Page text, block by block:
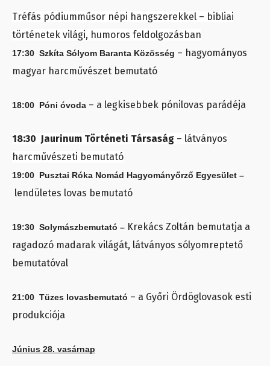
Tréfás pódiumműsor népi hangszerekkel – bibliai
történetek világi, humoros feldolgozásban
17:30 Szkíta Sólyom Baranta Közösség – hagyományos
magyar harcművészet bemutató
18:00 Póni óvoda – a legkisebbek pónilovas parádéja
18:30 Jaurinum Történeti Társaság – látványos
harcművészeti bemutató
19:00 Pusztai Róka Nomád Hagyományőrző Egyesület –
lendületes lovas bemutató
19:30 Solymászbemutató – Krekács Zoltán bemutatja a
ragadozó madarak világát, látványos sólyomreptető
bemutatóval
21:00 Tüzes lovasbemutató – a Győri Ördöglovasok esti
produkciója
Június 28. vasárnap